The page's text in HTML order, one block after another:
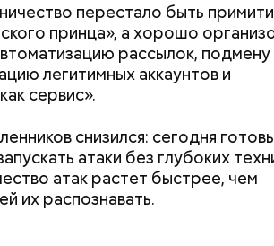
перестало быть
принца», а хорошо
рассылок, подмену
легитимных аккаунтов и
сервис».
снизился: сегодня
атаки без глубоких
атак растет быстрее, чем
их распознавать.